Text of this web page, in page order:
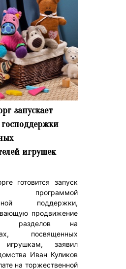
запускает
игрушек
готовится запуск
поддержки,
продвижение
разделов на
посвященных
игрушкам, заявил
Иван Куликов
на торжественной